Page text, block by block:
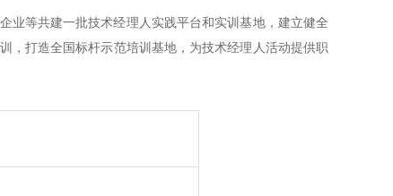
业等共建一批技术经理人实践平台和实训基地，建立健全
，打造全国标杆示范培训基地，为技术经理人活动提供职